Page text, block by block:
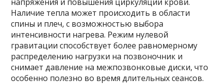
Наличие тепла может происходить в области
спины и плеч, с возможностью выбора
интенсивности нагрева. Режим нулевой
гравитации способствует более равномерному
распределению нагрузки на позвоночник и
снимает давление на межпозвонковые диски, что
особенно полезно во время длительных сеансов.